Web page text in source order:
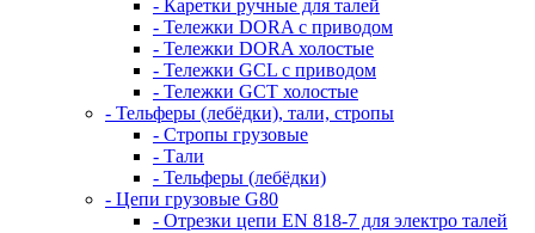
- Каретки ручные для талей
- Тележки DORA с приводом
- Тележки DORA холостые
- Тележки GCL с приводом
- Тележки GCT холостые
- Тельферы (лебёдки), тали, стропы
- Стропы грузовые
- Тали
- Тельферы (лебёдки)
- Цепи грузовые G80
- Отрезки цепи EN 818-7 для электро талей